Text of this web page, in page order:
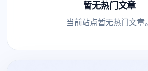
暂无热门文章
当前站点暂无热门文章。